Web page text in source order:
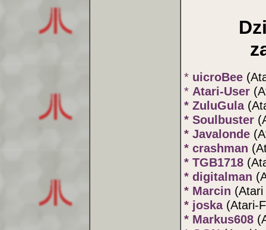
* uicroBee
* Atari-User
* ZuluGula
* Soulbuster
* Javalonde
* crashman
* TGB1718
* digitalman
* Marcin (Atari
* joska (Atari-
* Markus608